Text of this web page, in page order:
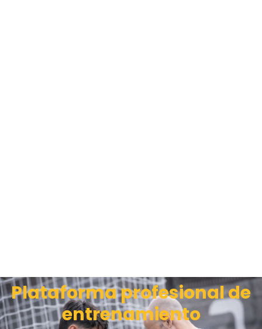
Plataforma profesional de
entrenamiento